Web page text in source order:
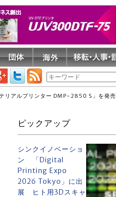
リアルプリンター DMP-2850 S」を発売
ピックアップ
シンクイノベーショ
ン 「Digital
Printing Expo
2026 Tokyo」に出
展 ヒト用3Dスキャ